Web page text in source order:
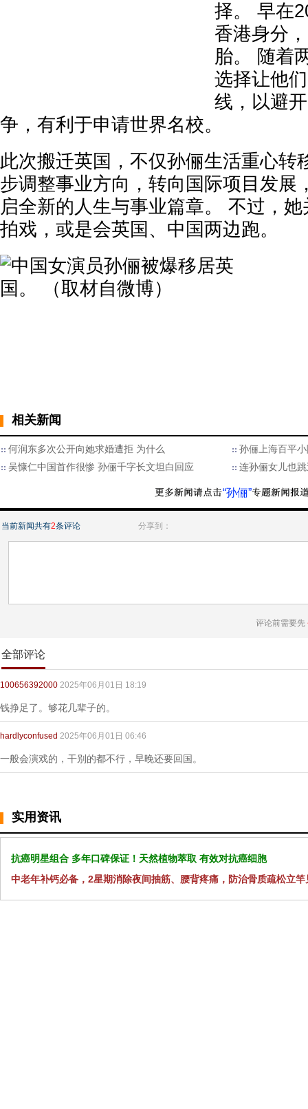
择。 早在
香港身分
胎。 随着
选择让他
线，以避
争，有利于申请世界名校。
此次搬迁英国，不仅孙俪生活重心转
步调整事业方向，转向国际项目发展
启全新的人生与事业篇章。 不过，
拍戏，或是会英国、中国两边跑。
相关新闻
何润东多次公开向她求婚遭拒 为什么
孙俪上海百平
吴慷仁中国首作很惨 孙俪千字长文坦白回应
连孙俪女儿也
“孙俪”
当前新闻共有2条评论 分享到：
评论前需要先
全部评论
100656392000 2025年06月01日 18:19
钱挣足了。够花几辈子的。
hardlyconfused 2025年06月01日 06:46
一般会演戏的，干别的都不行，早晚还要回国。
实用资讯
抗癌明星组合 多年口碑保证！天然植物萃取 有效对抗癌细胞
中老年补钙必备，2星期消除夜间抽筋、腰背疼痛，防治骨质疏松立竿